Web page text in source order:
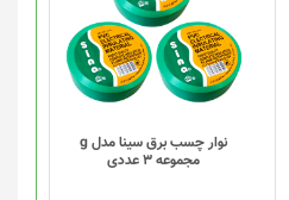
نوار چسب برق سینا مدل g
مجموعه 3 عددی